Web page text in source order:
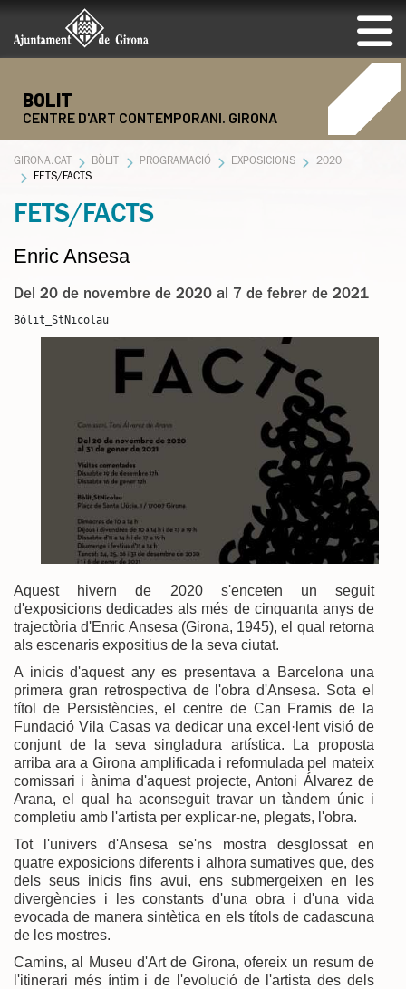
BÒLIT
CENTRE D'ART CONTEMPORANI. GIRONA
GIRONA.CAT BÒLIT PROGRAMACIÓ EXPOSICIONS
2020
FETS/FACTS
FETS/FACTS
Enric Ansesa
Del 20 de novembre de 2020 al 7 de febrer de 2021
Bòlit_StNicolau
Aquest hivern de 2020 s'enceten un seguit
d'exposicions dedicades als més de cinquanta anys de
trajectòria d'Enric Ansesa (Girona, 1945), el qual retorna
als escenaris expositius de la seva ciutat.
A inicis d'aquest any es presentava a Barcelona una
primera gran retrospectiva de l'obra d'Ansesa. Sota el
títol de Persistències, el centre de Can Framis de la
Fundació Vila Casas va dedicar una excel·lent visió de
conjunt de la seva singladura artística. La proposta
arriba ara a Girona amplificada i reformulada pel mateix
comissari i ànima d'aquest projecte, Antoni Álvarez de
Arana, el qual ha aconseguit travar un tàndem únic i
completiu amb l'artista per explicar-ne, plegats, l'obra.
Tot l'univers d'Ansesa se'ns mostra desglossat en
quatre exposicions diferents i alhora sumatives que, des
dels seus inicis fins avui, ens submergeixen en les
divergències i les constants d'una obra i d'una vida
evocada de manera sintètica en els títols de cadascuna
de les mostres.
Camins, al Museu d'Art de Girona, ofereix un resum de
l'itinerari més íntim i de l'evolució de l'artista des dels